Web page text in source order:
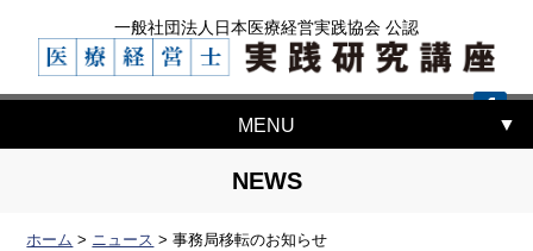
一般社団法人日本医療経営実践協会 公認
MENU
NEWS
ホーム > ニュース >事務局移転のお知らせ